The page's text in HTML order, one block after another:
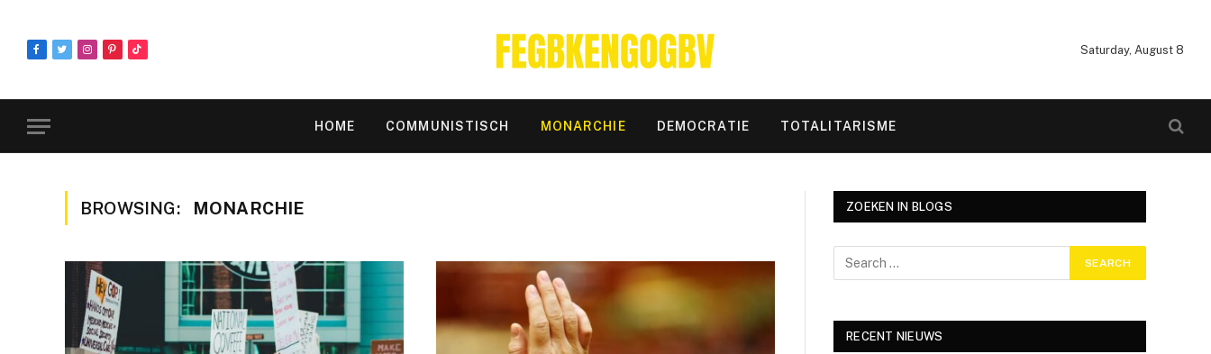
Facebook
TwitterInstagram
Pinterest
TikTok
Saturday, August 8
HOME COMMUNISTISCH MONARCHIE DEMOCRATIE TOTALITARISME
BROWSING: MONARCHIE ZOEKEN IN BLOGS
RECENT NIEUWS